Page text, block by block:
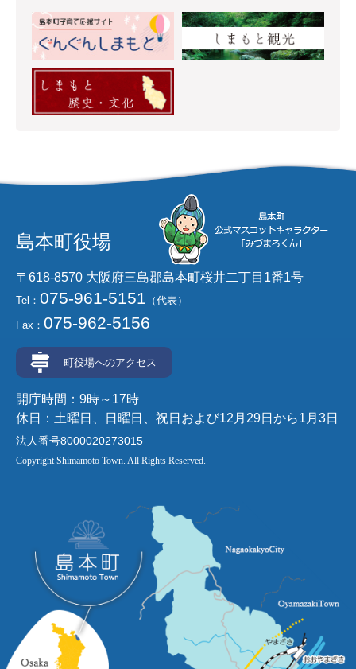
島本町役場
〒618-8570 大阪府三島郡島本町桜井二丁目1番1号
Tel： 075-961-5151 （代表）
Fax： 075-962-5156
町役場へのアクセス
開庁時間：9時～17時
休日：土曜日、日曜日、祝日および12月29日から1月3日
法人番号8000020273015
Copyright Shimamoto Town. All Rights Reserved.